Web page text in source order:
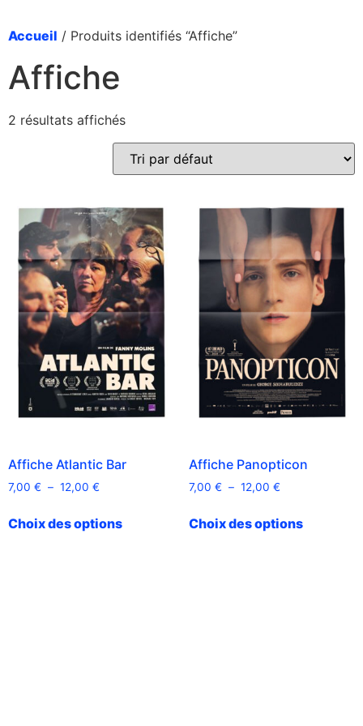
Accueil / Produits identifiés “Affiche”
Affiche
2 résultats affichés
Affiche Atlantic Bar
7,00 € – 12,00 €
Choix des options
Affiche Panopticon
7,00 € – 12,00 €
Choix des options